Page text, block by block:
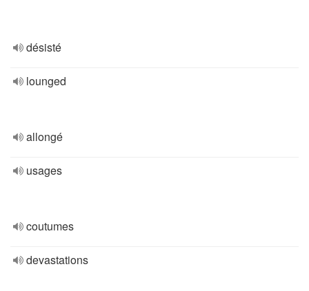
désisté
lounged
allongé
usages
coutumes
devastations